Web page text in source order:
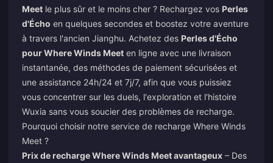
Meet le plus sûr et le moins cher ? Rechargez vos Perles
d'Écho en quelques secondes et boostez votre aventure
à travers l'ancien Jianghu. Achetez des Perles d'Écho
pour Where Winds Meet en ligne avec une livraison
instantanée, des méthodes de paiement sécurisées et
une assistance 24h/24 et 7j/7, afin que vous puissiez
vous concentrer sur les duels, l'exploration et l'histoire
Wuxia sans vous soucier des problèmes de recharge.
Pourquoi choisir notre service de recharge Where Winds
Meet ?
Prix de recharge Where Winds Meet avantageux – Des